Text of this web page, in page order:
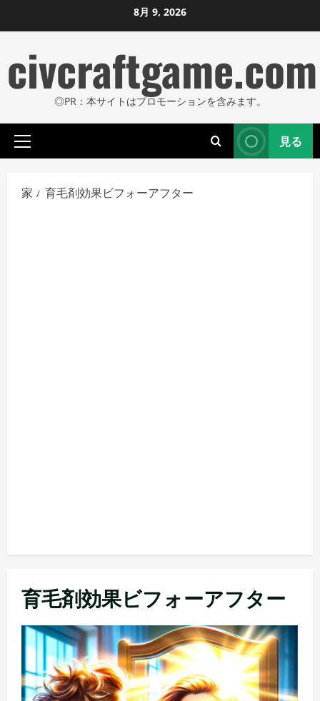
ン
ン
ツ
ス
ッ
8月 9, 2026
civcraftgame.com
◎PR：本サイトはプロモーションを含みます。
プ
イ
マ
見る
家 育毛剤効果ビフォーアフター
育毛剤効果ビフォーアフター